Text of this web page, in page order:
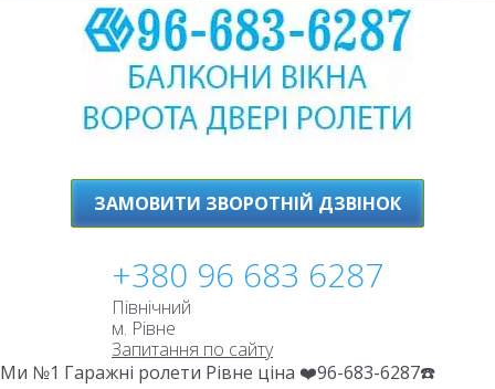
ЗАМОВИТИ ЗВОРОТНІЙ ДЗВІНОК
+380 96 683 6287
Північний
м. Рівне
Запитання по сайту
Ми №1 Гаражні ролети Рівне ціна ❤️96-683-6287☎️